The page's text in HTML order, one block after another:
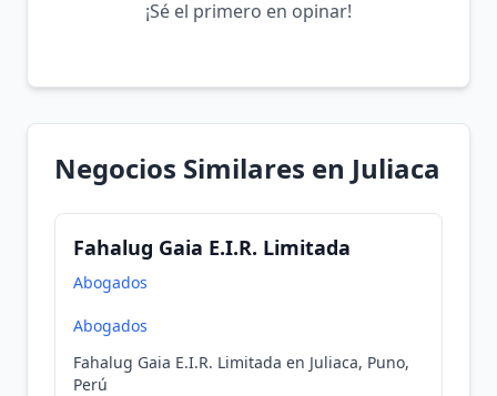
¡Sé el primero en opinar!
Negocios Similares en Juliaca
Fahalug Gaia E.I.R. Limitada
Abogados
Abogados
Fahalug Gaia E.I.R. Limitada en Juliaca, Puno,
Perú